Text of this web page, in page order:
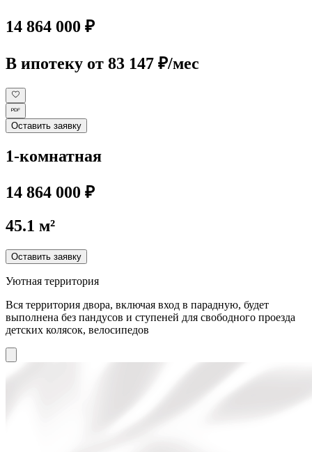
14 864 000 ₽
В ипотеку от 83 147 ₽/мес
Оставить заявку
1-комнатная
14 864 000 ₽
45.1 м²
Оставить заявку
Уютная территория
Вся территория двора, включая вход в парадную, будет
выполнена без пандусов и ступеней для свободного проезда
детских колясок, велосипедов